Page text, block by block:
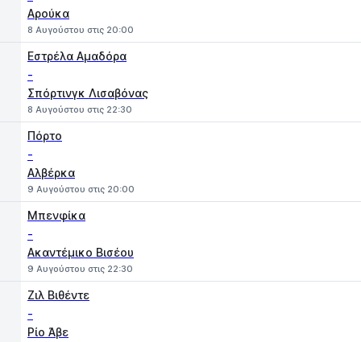
Αρούκα
8 Αυγούστου στις 20:00
Εστρέλα Αμαδόρα
-
Σπόρτινγκ Λισαβόνας
8 Αυγούστου στις 22:30
Πόρτο
-
Αλβέρκα
9 Αυγούστου στις 20:00
Μπενφίκα
-
Ακαντέμικο Βισέου
9 Αυγούστου στις 22:30
Ζιλ Βιθέντε
-
Ρίο Άβε